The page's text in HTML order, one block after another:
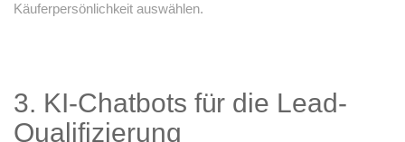
Käuferpersönlichkeit auswählen.
3. KI-Chatbots für die Lead-
Qualifizierung